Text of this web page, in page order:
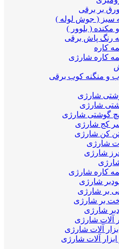
بر برقی
سبز ( جوش لوله )
مکنده ( بلوور )
رنگ پاش برقی
کاره
همه کاره شارژی
و منگنه کوب برقی
شارژی
شارژی
گوشتی شارژی
کج شارژی
کن شارژی
شارژی
شارژی
همه کاره شارژی
شارژی
بر شارژی
بر شارژی
شارژی
آلات شارژی
آلات شارژی
آلات شارژی